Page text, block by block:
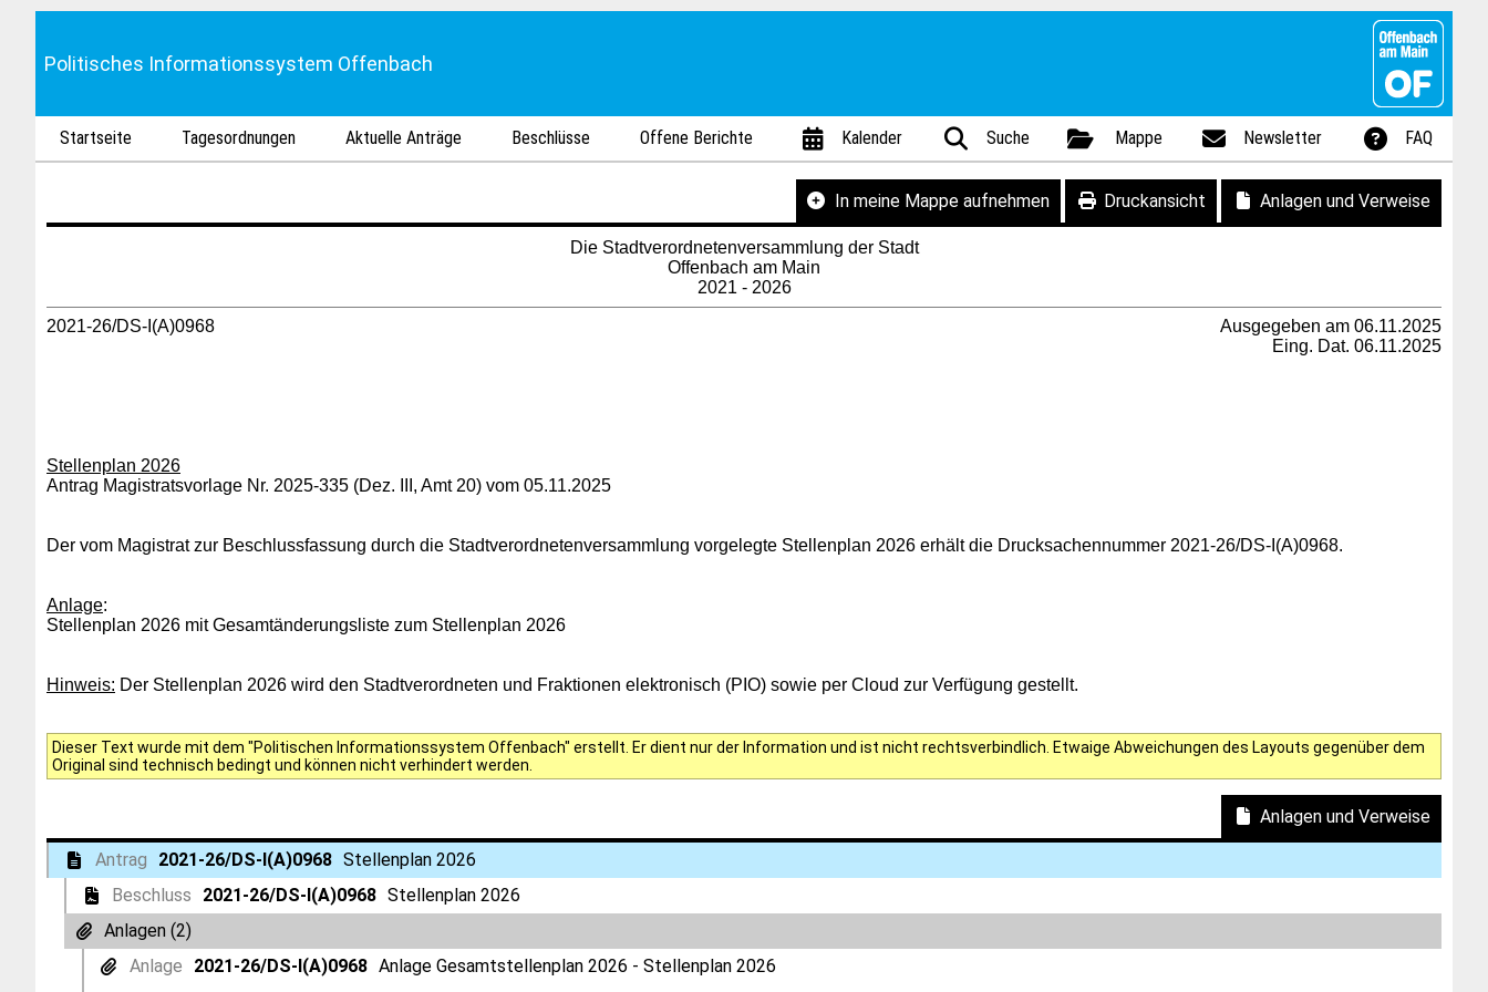
Politisches Informationssystem Offenbach
Startseite Tagesordnungen Aktuelle Anträge Beschlüsse Offene Berichte Kalender Suche Mappe Newsletter FAQ
In meine Mappe aufnehmen Druckansicht Anlagen und Verweise
Die Stadtverordnetenversammlung der Stadt
Offenbach am Main
2021 - 2026
2021-26/DS-I(A)0968
Ausgegeben am 06.11.2025
Eing. Dat. 06.11.2025
Stellenplan 2026
Antrag Magistratsvorlage Nr. 2025-335 (Dez. III, Amt 20) vom 05.11.2025
Der vom Magistrat zur Beschlussfassung durch die Stadtverordnetenversammlung vorgelegte Stellenplan 2026 erhält die Drucksachennummer 2021-26/DS-I(A)0968.
Anlage:
Stellenplan 2026 mit Gesamtänderungsliste zum Stellenplan 2026
Hinweis: Der Stellenplan 2026 wird den Stadtverordneten und Fraktionen elektronisch (PIO) sowie per Cloud zur Verfügung gestellt.
Dieser Text wurde mit dem "Politischen Informationssystem Offenbach" erstellt. Er dient nur der Information und ist nicht rechtsverbindlich. Etwaige Abweichungen des Layouts gegenüber dem
Original sind technisch bedingt und können nicht verhindert werden.
Anlagen und Verweise
Antrag 2021-26/DS-I(A)0968 Stellenplan 2026
Beschluss
2021-26/DS-I(A)0968 Stellenplan 2026
Anlagen (2)
Anlage
2021-26/DS-I(A)0968 Anlage Gesamtstellenplan 2026 - Stellenplan 2026